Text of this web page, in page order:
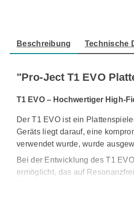
Beschreibung Technische
"Pro-Ject T1 EVO
T1 EVO – Hochwertiger High-
Der T1 EVO ist ein
Geräts liegt darauf, eine
verwendet wurde, wurde
Bei der Entwicklung des T1
ermöglicht, das auf